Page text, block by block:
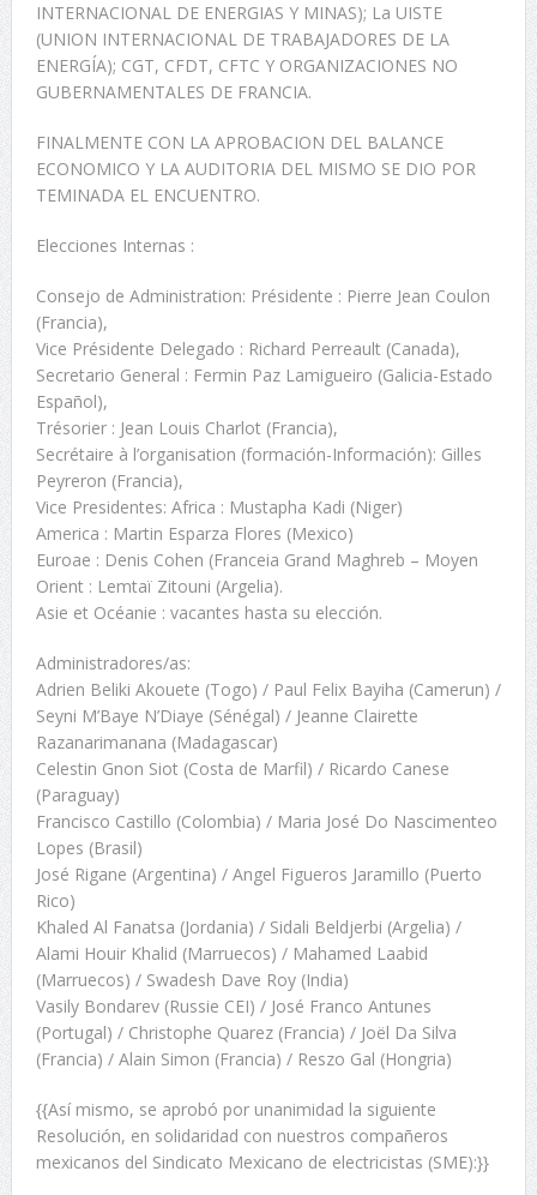
INTERNACIONAL DE ENERGIAS Y MINAS); La UISTE
(UNION INTERNACIONAL DE TRABAJADORES DE LA
ENERGÍA); CGT, CFDT, CFTC Y ORGANIZACIONES NO
GUBERNAMENTALES DE FRANCIA.
FINALMENTE CON LA APROBACION DEL BALANCE
ECONOMICO Y LA AUDITORIA DEL MISMO SE DIO POR
TEMINADA EL ENCUENTRO.
Elecciones Internas :
Consejo de Administration: Présidente : Pierre Jean Coulon
(Francia),
Vice Présidente Delegado : Richard Perreault (Canada),
Secretario General : Fermin Paz Lamigueiro (Galicia-Estado
Español),
Trésorier : Jean Louis Charlot (Francia),
Secrétaire à l’organisation (formación-Información): Gilles
Peyreron (Francia),
Vice Presidentes: Africa : Mustapha Kadi (Niger)
America : Martin Esparza Flores (Mexico)
Euroae : Denis Cohen (Franceia Grand Maghreb – Moyen
Orient : Lemtaï Zitouni (Argelia).
Asie et Océanie : vacantes hasta su elección.
Administradores/as:
Adrien Beliki Akouete (Togo) / Paul Felix Bayiha (Camerun) /
Seyni M’Baye N’Diaye (Sénégal) / Jeanne Clairette
Razanarimanana (Madagascar)
Celestin Gnon Siot (Costa de Marfil) / Ricardo Canese
(Paraguay)
Francisco Castillo (Colombia) / Maria José Do Nascimenteo
Lopes (Brasil)
José Rigane (Argentina) / Angel Figueros Jaramillo (Puerto
Rico)
Khaled Al Fanatsa (Jordania) / Sidali Beldjerbi (Argelia) /
Alami Houir Khalid (Marruecos) / Mahamed Laabid
(Marruecos) / Swadesh Dave Roy (India)
Vasily Bondarev (Russie CEI) / José Franco Antunes
(Portugal) / Christophe Quarez (Francia) / Joël Da Silva
(Francia) / Alain Simon (Francia) / Reszo Gal (Hongria)
{{Así mismo, se aprobó por unanimidad la siguiente
Resolución, en solidaridad con nuestros compañeros
mexicanos del Sindicato Mexicano de electricistas (SME):}}